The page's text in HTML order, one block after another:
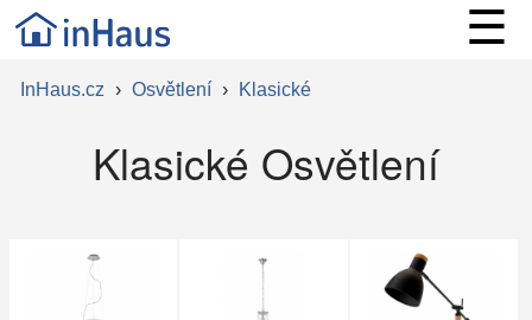
☰
InHaus.cz › Osvětlení › Klasické
Klasické Osvětlení